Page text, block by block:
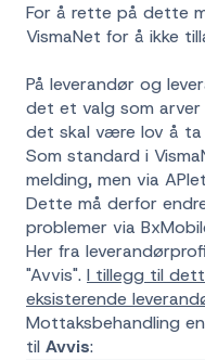
For å rette på dette
VismaNet for å ikke
På leverandør og
det et valg som
det skal være lov å ta
Som standard i
melding, men via
Dette må derfor
problemer via
Her fra
"Avvis". I tillegg til
eksisterende
Mottaksbehandling
til Avvis: